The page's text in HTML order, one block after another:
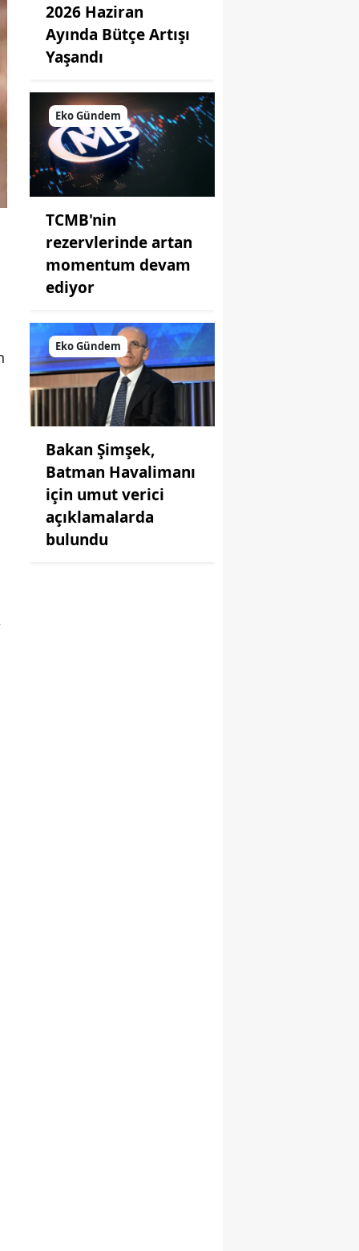
2026 Haziran
Ayında Bütçe Artışı
Yaşandı
Eko Gündem
TCMB'nin
rezervlerinde artan
momentum devam
ediyor
Eko Gündem
Bakan Şimşek,
Batman Havalimanı
için umut verici
açıklamalarda
bulundu